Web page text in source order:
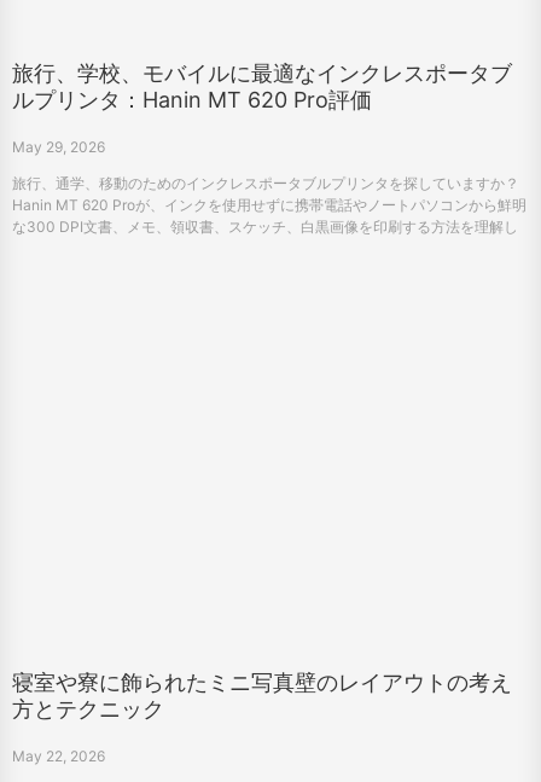
旅行、学校、モバイルに最適なインクレスポータブ
ルプリンタ：Hanin MT 620 Pro評価
May 29, 2026
旅行、通学、移動のためのインクレスポータブルプリンタを探していますか？
Hanin MT 620 Proが、インクを使用せずに携帯電話やノートパソコンから鮮明
な300 DPI文書、メモ、領収書、スケッチ、白黒画像を印刷する方法を理解し
寝室や寮に飾られたミニ写真壁のレイアウトの考え
方とテクニック
May 22, 2026